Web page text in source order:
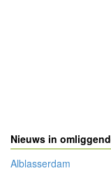
Nieuws in
Alblasserdam